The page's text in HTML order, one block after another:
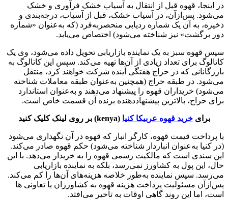
در اینجا، قهوه قبل از انتقال به آسیاب خشک فرآوری و خشک
می‌شود. پس‌ازآن، در آسیاب خشک، قبل از آسیاب، درجه‌بندی و
ذخیره، به آن یک شماره ردیابی منحصربه‌فرد (که به‌عنوان «شماره
دور برگشت» نیز شناخته می‌شود) اختصاص می‌یابد.
سپس قهوه سبز به یک نماینده بازاریابی تحویل داده می‌شود، وی یک
کاتالوگ برای تعداد زیادی از آن‌ها تهیه می‌کند. سپس این کاتالوگ به
بازرگانانی که در حراج هفتگی آینده شرکت خواهند کرد، منتقل
می‌شود. در طبقه حراج (همچنین به‌عنوان طبقه معاملات شناخته
می‌شود) خریداران قهوه را پیشنهاد می‌دهند و به‌عنوان استاندارد
برای حراج، بالاترین پیشنهاددهنده برنده آن قسمت خاص است.
برایخرید قهوه عربیکا کنیا (kenya) بر روی لینک کلیک کنید
با پرداخت قیمت قهوه، کارگر انبار که قهوه در آن نگهداری می‌شود
(در کنیا به‌عنوان انباردار شناخته می‌شود) حکم قهوه صادر می‌کند.
این سندی است که مالکیت رسمی قهوه را به خریدار می‌دهد. با این
حال، این پول به کشاورز نمی‌رسد، بلکه به نماینده بازاریابی
می‌رسد. سپس نماینده به‌طور خلاصه هزینه‌های آن‌ها را کم می‌کند.
پس‌ازآن مسئولیت پرداخت هزینه قهوه به کشاورزان یا تعاونی ها
است، اما این روند گاهی اوقات به تأخیر می‌افتد.